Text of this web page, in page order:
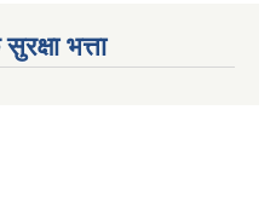
भत्ता